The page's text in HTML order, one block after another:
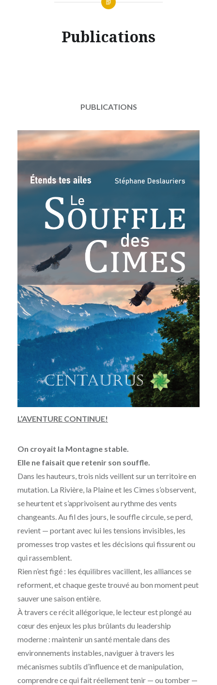
Publications
PUBLICATIONS
L’AVENTURE CONTINUE!
On croyait la Montagne stable.
Elle ne faisait que retenir son souffle.
Dans les hauteurs, trois nids veillent sur un territoire en
mutation. La Rivière, la Plaine et les Cimes s’observent,
se heurtent et s’apprivoisent au rythme des vents
changeants. Au fil des jours, le souffle circule, se perd,
revient — portant avec lui les tensions invisibles, les
promesses trop vastes et les décisions qui fissurent ou
qui rassemblent.
Rien n’est figé : les équilibres vacillent, les alliances se
reforment, et chaque geste trouvé au bon moment peut
sauver une saison entière.
À travers ce récit allégorique, le lecteur est plongé au
cœur des enjeux les plus brûlants du leadership
moderne : maintenir un santé mentale dans des
environnements instables, naviguer à travers les
mécanismes subtils d’influence et de manipulation,
comprendre ce qui fait réellement tenir — ou tomber —